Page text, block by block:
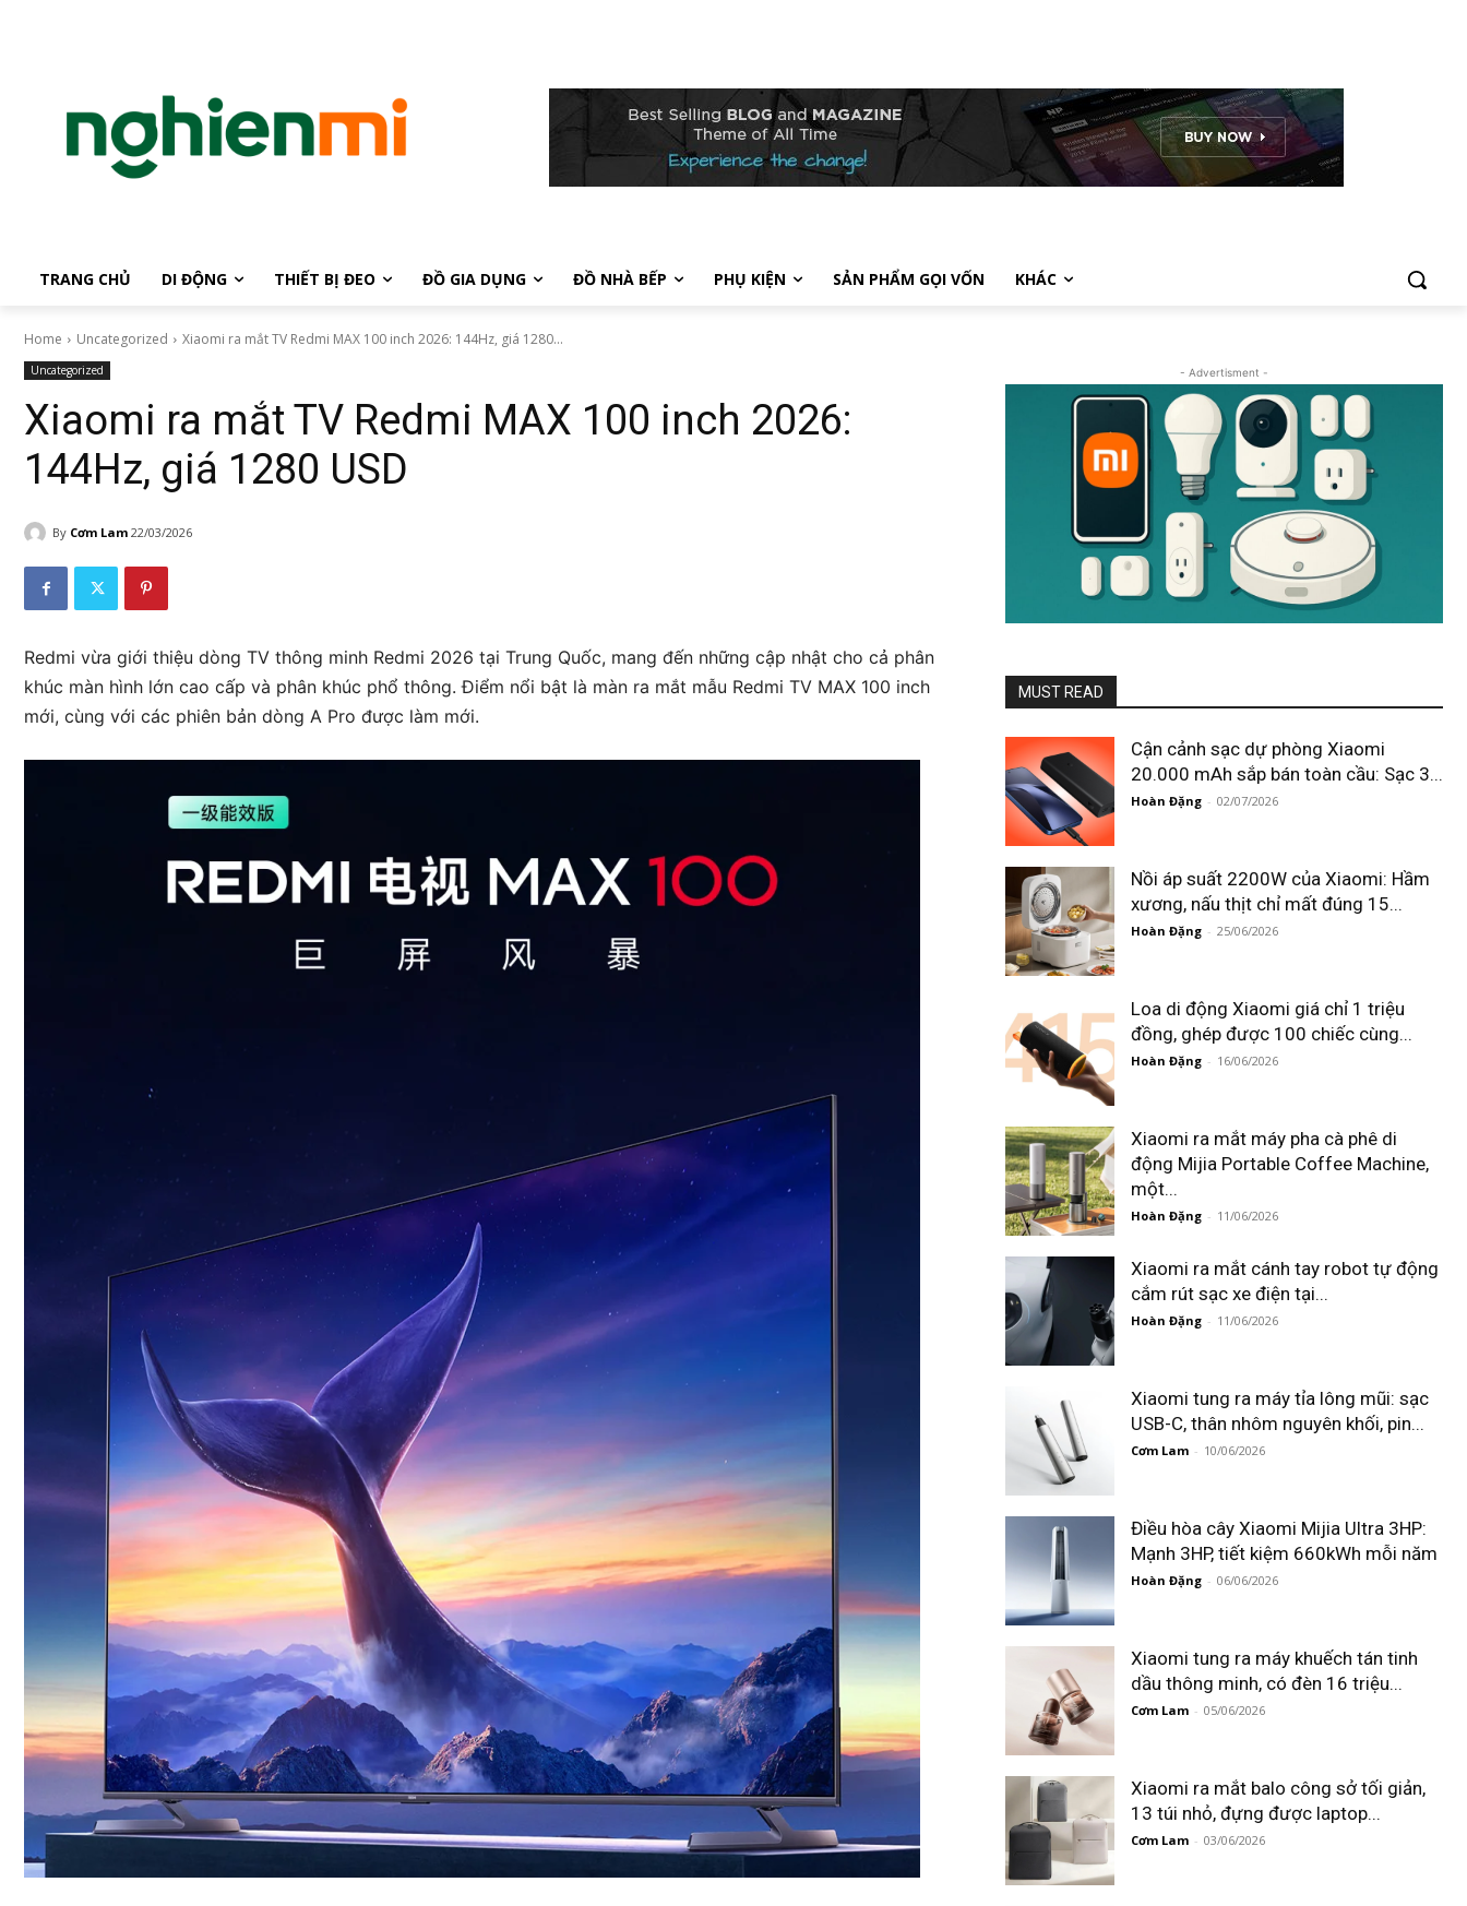
TRANG CHỦ DI ĐỘNG THIẾT BỊ ĐEO ĐỒ GIA DỤNG ĐỒ NHÀ BẾP PHỤ KIỆN SẢN PHẨM GỌI VỐN KHÁC
Home Uncategorized Xiaomi ra mắt TV Redmi MAX 100 inch 2026: 144Hz, giá 1280...
Uncategorized
Xiaomi ra mắt TV Redmi MAX 100 inch 2026:
144Hz, giá 1280 USD
By Cơm Lam 22/03/2026
Redmi vừa giới thiệu dòng TV thông minh Redmi 2026 tại Trung Quốc, mang đến những cập nhật cho cả phân
khúc màn hình lớn cao cấp và phân khúc phổ thông. Điểm nổi bật là màn ra mắt mẫu Redmi TV MAX 100 inch
mới, cùng với các phiên bản dòng A Pro được làm mới.
- Advertisment -
MUST READ
Cận cảnh sạc dự phòng Xiaomi
20.000 mAh sắp bán toàn cầu: Sạc 3...
Hoàn Đặng - 02/07/2026
Nồi áp suất 2200W của Xiaomi: Hầm
xương, nấu thịt chỉ mất đúng 15...
Hoàn Đặng - 25/06/2026
Loa di động Xiaomi giá chỉ 1 triệu
đồng, ghép được 100 chiếc cùng...
Hoàn Đặng - 16/06/2026
Xiaomi ra mắt máy pha cà phê di
động Mijia Portable Coffee Machine,
một...
Hoàn Đặng - 11/06/2026
Xiaomi ra mắt cánh tay robot tự động
cắm rút sạc xe điện tại...
Hoàn Đặng - 11/06/2026
Xiaomi tung ra máy tỉa lông mũi: sạc
USB-C, thân nhôm nguyên khối, pin...
Cơm Lam - 10/06/2026
Điều hòa cây Xiaomi Mijia Ultra 3HP:
Mạnh 3HP, tiết kiệm 660kWh mỗi năm
Hoàn Đặng - 06/06/2026
Xiaomi tung ra máy khuếch tán tinh
dầu thông minh, có đèn 16 triệu...
Cơm Lam - 05/06/2026
Xiaomi ra mắt balo công sở tối giản,
13 túi nhỏ, đựng được laptop...
Cơm Lam - 03/06/2026